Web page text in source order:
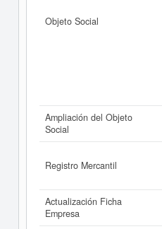
Objeto Social
Ampliación del Objeto
Social
Registro Mercantil
Actualización Ficha
Empresa